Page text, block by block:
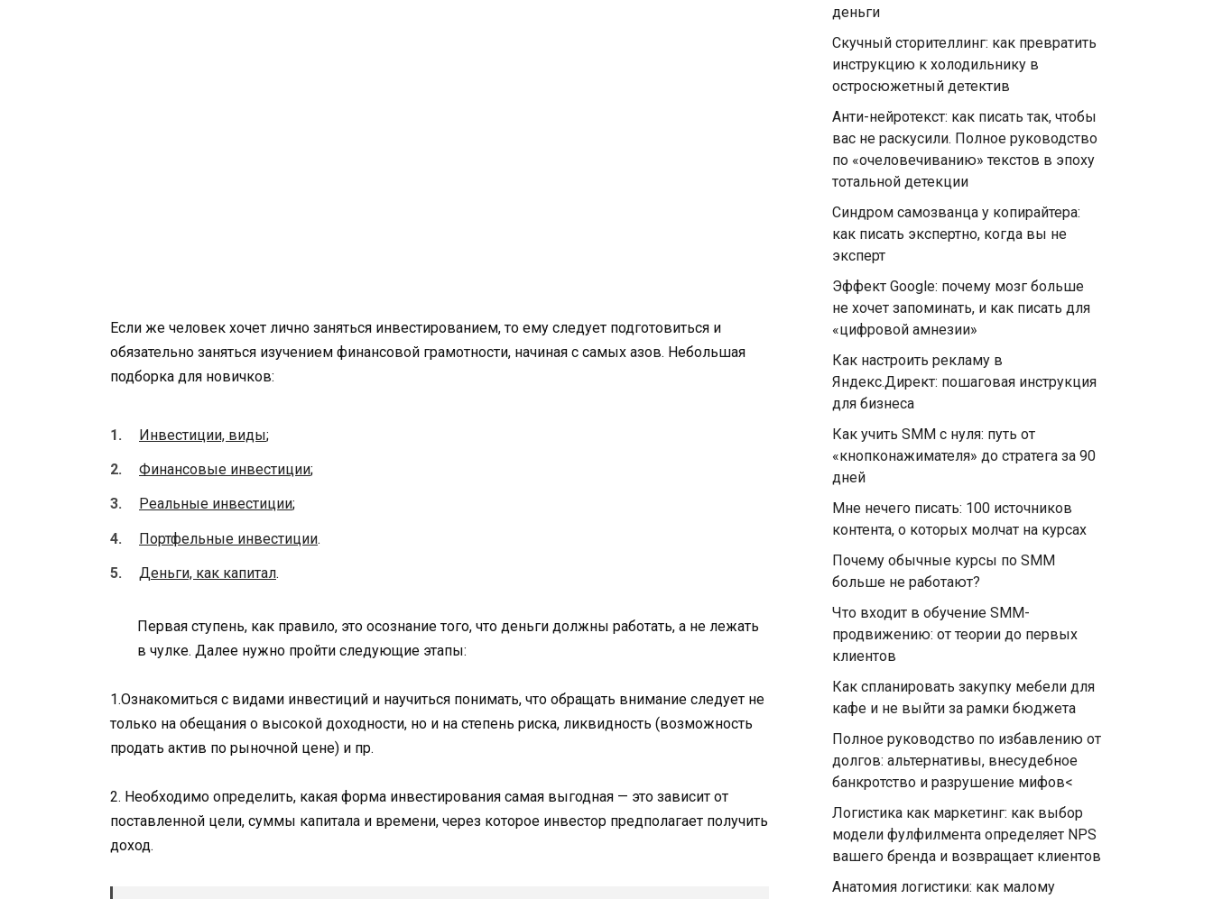
Если же человек хочет лично заняться инвестированием, то ему следует подготовиться и
обязательно заняться изучением финансовой грамотности, начиная с самых азов. Небольшая
подборка для новичков:
Инвестиции, виды;
Финансовые инвестиции;
Реальные инвестиции;
Портфельные инвестиции.
Деньги, как капитал.
Первая ступень, как правило, это осознание того, что деньги должны работать, а не лежать
в чулке. Далее нужно пройти следующие этапы:
1.Ознакомиться с видами инвестиций и научиться понимать, что обращать внимание следует не
только на обещания о высокой доходности, но и на степень риска, ликвидность (возможность
продать актив по рыночной цене) и пр.
2. Необходимо определить, какая форма инвестирования самая выгодная — это зависит от
поставленной цели, суммы капитала и времени, через которое инвестор предполагает получить
доход.
деньги
Скучный сторителлинг: как превратить
инструкцию к холодильнику в
остросюжетный детектив
Анти-нейротекст: как писать так, чтобы
вас не раскусили. Полное руководство
по «очеловечиванию» текстов в эпоху
тотальной детекции
Синдром самозванца у копирайтера:
как писать экспертно, когда вы не
эксперт
Эффект Google: почему мозг больше
не хочет запоминать, и как писать для
«цифровой амнезии»
Как настроить рекламу в
Яндекс.Директ: пошаговая инструкция
для бизнеса
Как учить SMM с нуля: путь от
«кнопконажимателя» до стратега за 90
дней
Мне нечего писать: 100 источников
контента, о которых молчат на курсах
Почему обычные курсы по SMM
больше не работают?
Что входит в обучение SMM-
продвижению: от теории до первых
клиентов
Как спланировать закупку мебели для
кафе и не выйти за рамки бюджета
Полное руководство по избавлению от
долгов: альтернативы, внесудебное
банкротство и разрушение мифов<
Логистика как маркетинг: как выбор
модели фулфилмента определяет NPS
вашего бренда и возвращает клиентов
Анатомия логистики: как малому